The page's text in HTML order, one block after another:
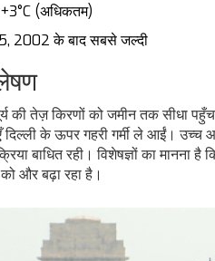
(अधिकतम)
2002 के बाद सबसे जल्दी
तेज़ किरणों को जमीन तक सीधा
दिल्ली के ऊपर गहरी गर्मी ले
बाधित रही। विशेषज्ञों का
और बढ़ा रहा है।